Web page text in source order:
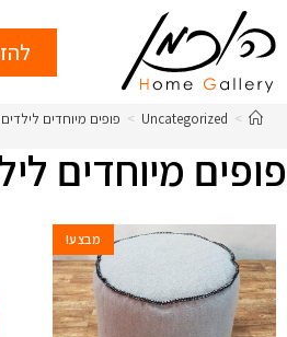
>
Uncategorized
> פופים מיוחדים לילדים
פופים מיוחדים
מבצע!